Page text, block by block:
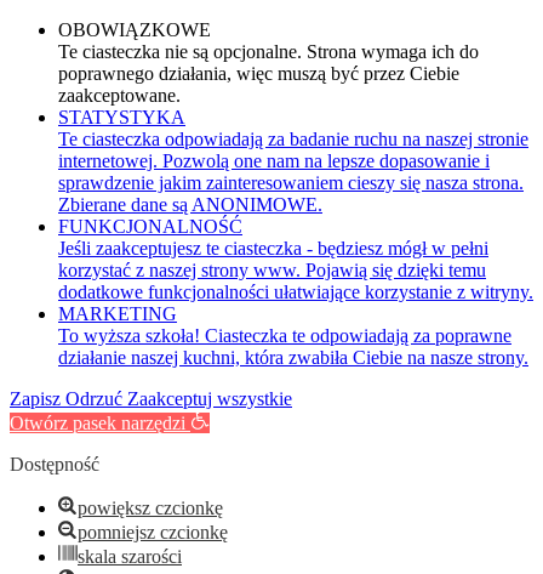
OBOWIĄZKOWE
Te ciasteczka nie są opcjonalne. Strona wymaga ich do
poprawnego działania, więc muszą być przez Ciebie
zaakceptowane.
STATYSTYKA
Te ciasteczka odpowiadają za badanie ruchu na naszej stronie
internetowej. Pozwolą one nam na lepsze dopasowanie i
sprawdzenie jakim zainteresowaniem cieszy się nasza strona.
Zbierane dane są ANONIMOWE.
FUNKCJONALNOŚĆ
Jeśli zaakceptujesz te ciasteczka - będziesz mógł w pełni
korzystać z naszej strony www. Pojawią się dzięki temu
dodatkowe funkcjonalności ułatwiające korzystanie z witryny.
MARKETING
To wyższa szkoła! Ciasteczka te odpowiadają za poprawne
działanie naszej kuchni, która zwabiła Ciebie na nasze strony.
Zapisz Odrzuć Zaakceptuj wszystkie
Otwórz pasek narzędzi
Dostępność
powiększ czcionkę
pomniejsz czcionkę
skala szarości